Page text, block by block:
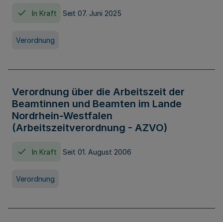
In Kraft Seit 07. Juni 2025
Verordnung
Verordnung über die Arbeitszeit der
Beamtinnen und Beamten im Lande
Nordrhein-Westfalen
(Arbeitszeitverordnung - AZVO)
In Kraft Seit 01. August 2006
Verordnung